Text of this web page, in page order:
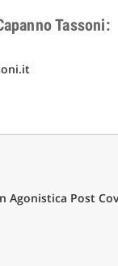
Tassoni:
Agonistica Post